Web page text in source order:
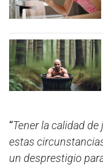
“Tener la calidad
estas
un desprestigio